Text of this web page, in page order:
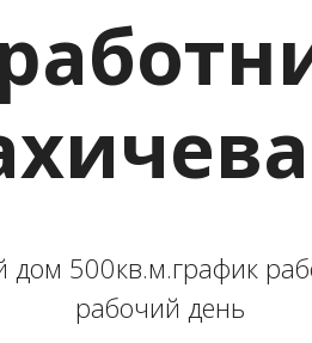
500кв.м.график
рабочий день